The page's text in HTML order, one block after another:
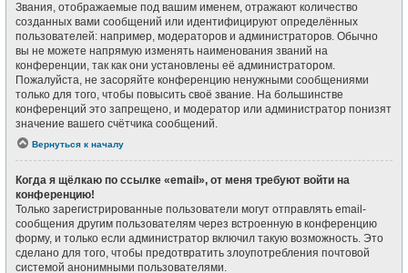
Звания, отображаемые под вашим именем, отражают количество
созданных вами сообщений или идентифицируют определённых
пользователей: например, модераторов и администраторов. Обычно
вы не можете напрямую изменять наименования званий на
конференции, так как они установлены её администратором.
Пожалуйста, не засоряйте конференцию ненужными сообщениями
только для того, чтобы повысить своё звание. На большинстве
конференций это запрещено, и модератор или администратор понизят
значение вашего счётчика сообщений.
Вернуться к началу
Когда я щёлкаю по ссылке «email», от меня требуют войти на
конференцию!
Только зарегистрированные пользователи могут отправлять email-
сообщения другим пользователям через встроенную в конференцию
форму, и только если администратор включил такую возможность. Это
сделано для того, чтобы предотвратить злоупотребления почтовой
системой анонимными пользователями.